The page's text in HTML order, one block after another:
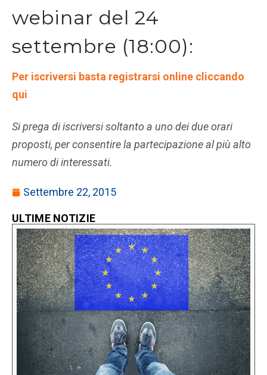
webinar del 24
settembre (18:00):
Per iscriversi basta registrarsi online cliccando
qui
Si prega di iscriversi soltanto a uno dei due orari
proposti, per consentire la partecipazione al più alto
numero di interessati.
Settembre 22, 2015
ULTIME NOTIZIE